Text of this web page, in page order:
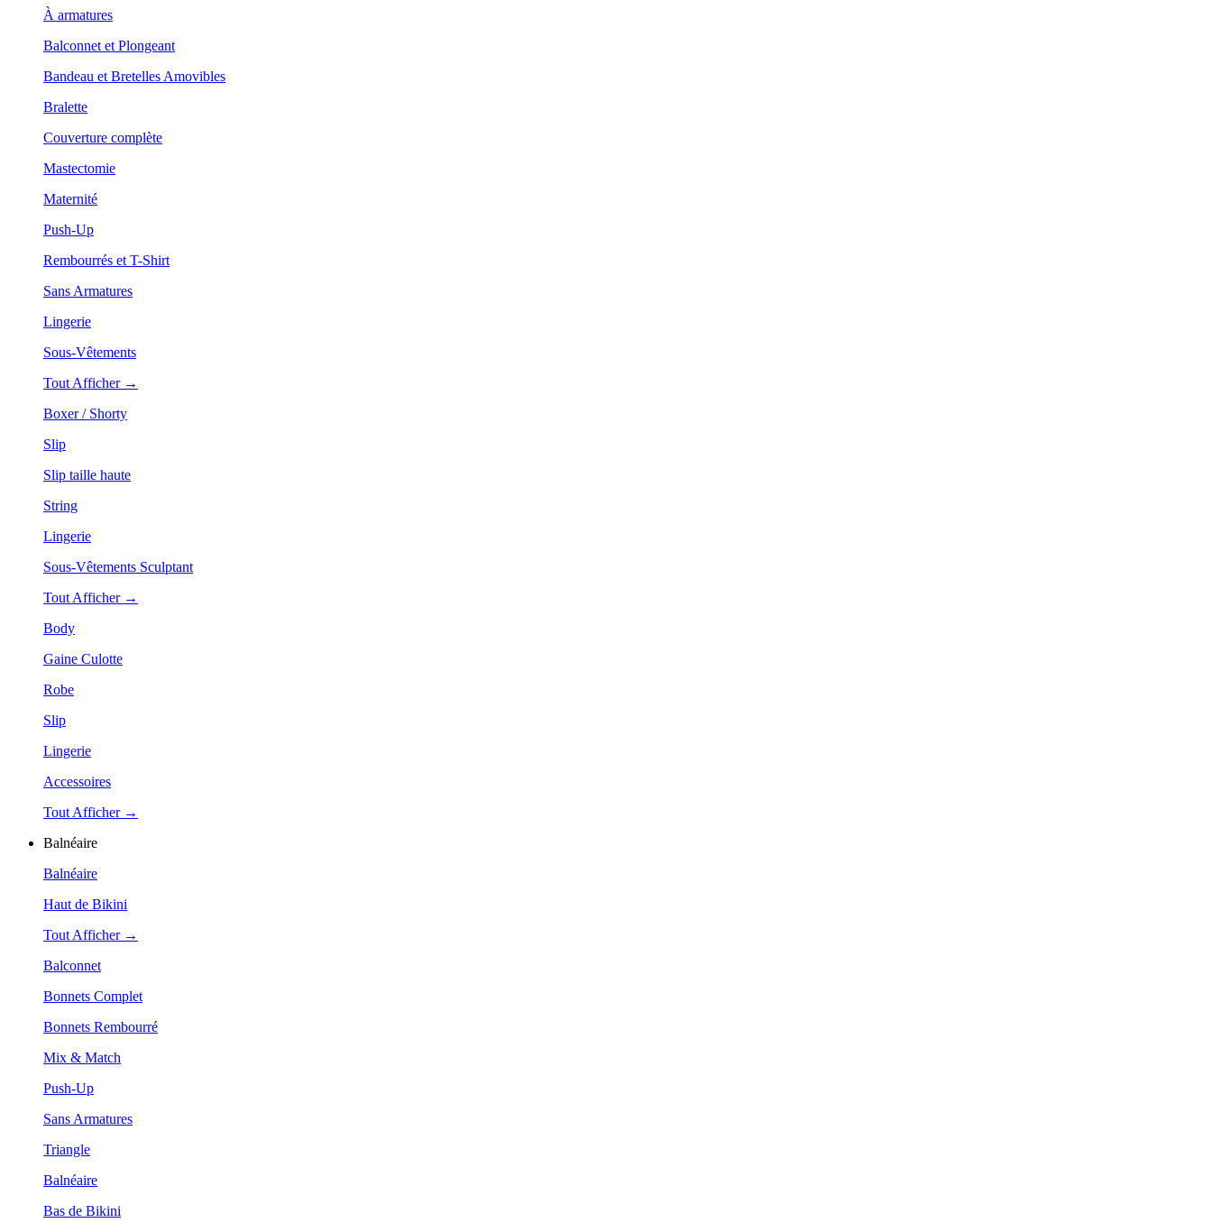
À armatures
Balconnet et Plongeant
Bandeau et Bretelles Amovibles
Bralette
Couverture complète
Mastectomie
Maternité
Push-Up
Rembourrés et T-Shirt
Sans Armatures
Lingerie
Sous-Vêtements
Tout Afficher →
Boxer / Shorty
Slip
Slip taille haute
String
Lingerie
Sous-Vêtements Sculptant
Tout Afficher →
Body
Gaine Culotte
Robe
Slip
Lingerie
Accessoires
Tout Afficher →
Balnéaire
Balnéaire
Haut de Bikini
Tout Afficher →
Balconnet
Bonnets Complet
Bonnets Rembourré
Mix & Match
Push-Up
Sans Armatures
Triangle
Balnéaire
Bas de Bikini